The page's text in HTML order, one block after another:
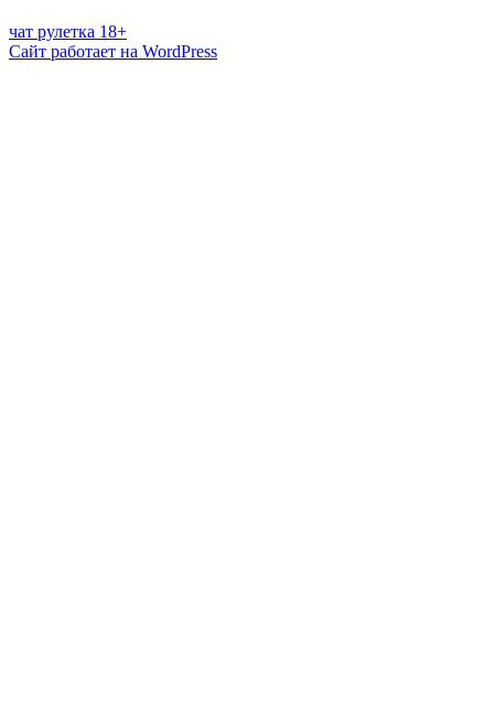
чат рулетка 18+
Сайт работает на WordPress